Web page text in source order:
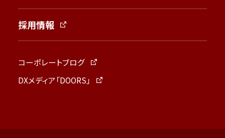
採用情報
コーポレートブログ
DXメディア「DOORS」